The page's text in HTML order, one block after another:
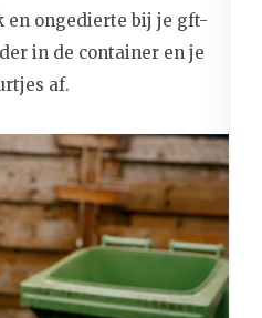
en ongedierte bij je gft-
in de container en je
af.